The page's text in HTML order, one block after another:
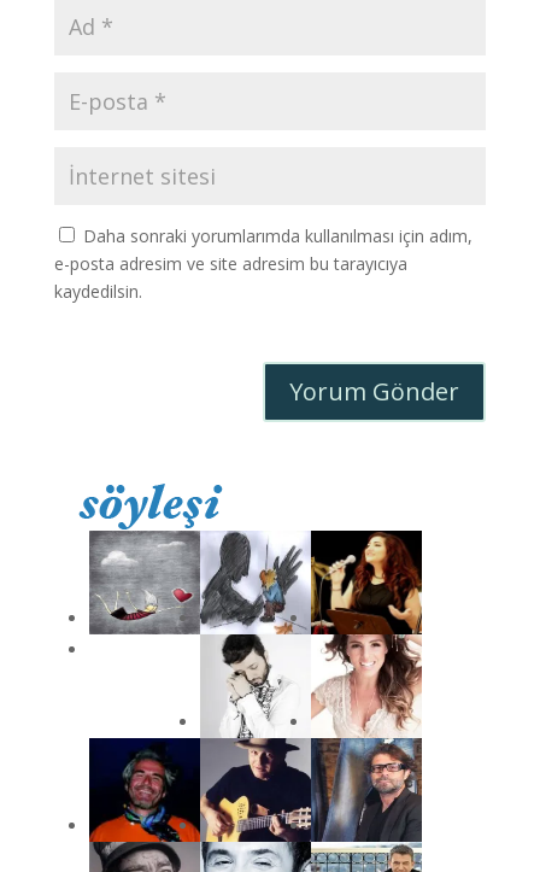
Daha sonraki yorumlarımda kullanılması için adım,
e-posta adresim ve site adresim bu tarayıcıya
kaydedilsin.